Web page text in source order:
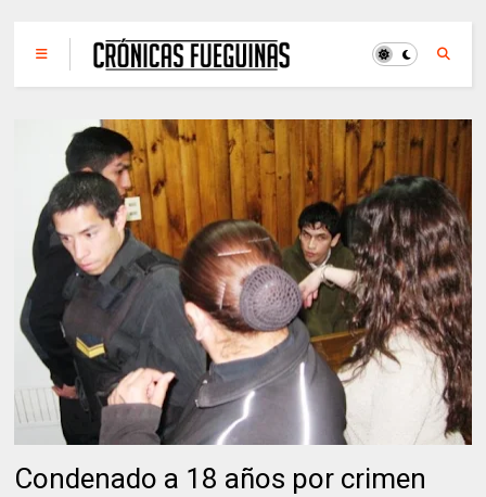
Condenado a 18 años por crimen